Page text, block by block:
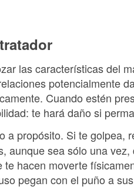
las características del
potencialmente
Cuando estén
te hará daño si
a propósito. Si te golpea,
aunque sea sólo una
hacen moverte
pegan con el puño a